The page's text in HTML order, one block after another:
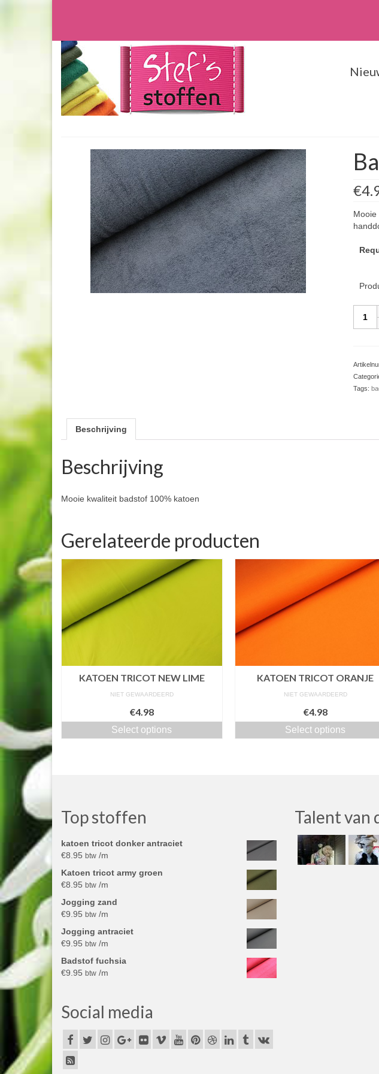
Mooie
Tags:
Beschrijving
Beschrijving
Mooie kwaliteit badstof 100% katoen
Gerelateerde producten
KATOEN TRICOT NEW LIME
NIET GEWAARDEERD
€4.98
Select options
KATOEN TRICOT ORANJE
NIET GEWAARDEERD
€4.98
Select options
Top stoffen
katoen tricot donker antraciet
€8.95 btw /m
Katoen tricot army groen
€8.95 btw /m
Jogging zand
€9.95 btw /m
Jogging antraciet
€9.95 btw /m
Badstof fuchsia
€9.95 btw /m
Social media
Talent van